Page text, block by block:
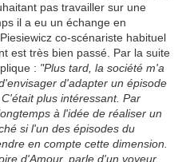
pas travailler sur une
il a eu un échange en
co-scénariste habituel
est très bien passé. Par la suite
: "Plus tard, la société m'a
d'adapter un épisode
plus intéressant. Par
à l'idée de réaliser un
si l'un des épisodes du
en compte cette dimension.
d'Amour, parle d'un voyeur,